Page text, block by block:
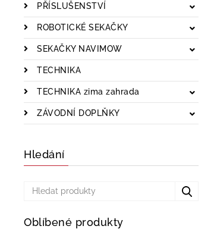
PŘÍSLUŠENSTVÍ
ROBOTICKÉ SEKAČKY
SEKAČKY NAVIMOW
TECHNIKA
TECHNIKA zima zahrada
ZÁVODNÍ DOPLŇKY
Hledání
Oblíbené produkty